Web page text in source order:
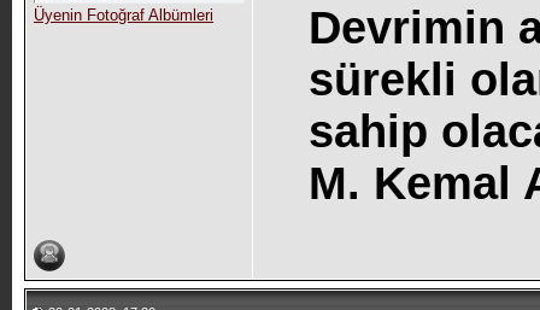
Üyenin Fotoğraf Albümleri
Devrimin
sürekli
sahip
M. Kemal